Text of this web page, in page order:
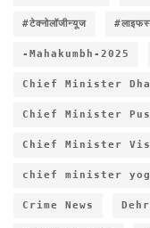
#टेक्नोलॉजीन्यूज
-Mahakumbh-2025
Chief Minister
Chief Minister
Chief Minister
chief minister
Crime News